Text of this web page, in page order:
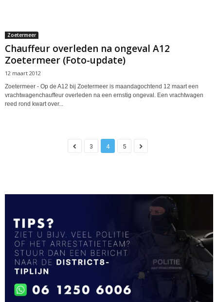
Zoetermeer
Chauffeur overleden na ongeval A12
Zoetermeer (Foto-update)
12 maart 2012
Zoetermeer - Op de A12 bij Zoetermeer is maandagochtend 12 maart een
vrachtwagenchauffeur overleden na een ernstig ongeval. Een vrachtwagen
reed rond kwart over...
3 4 5